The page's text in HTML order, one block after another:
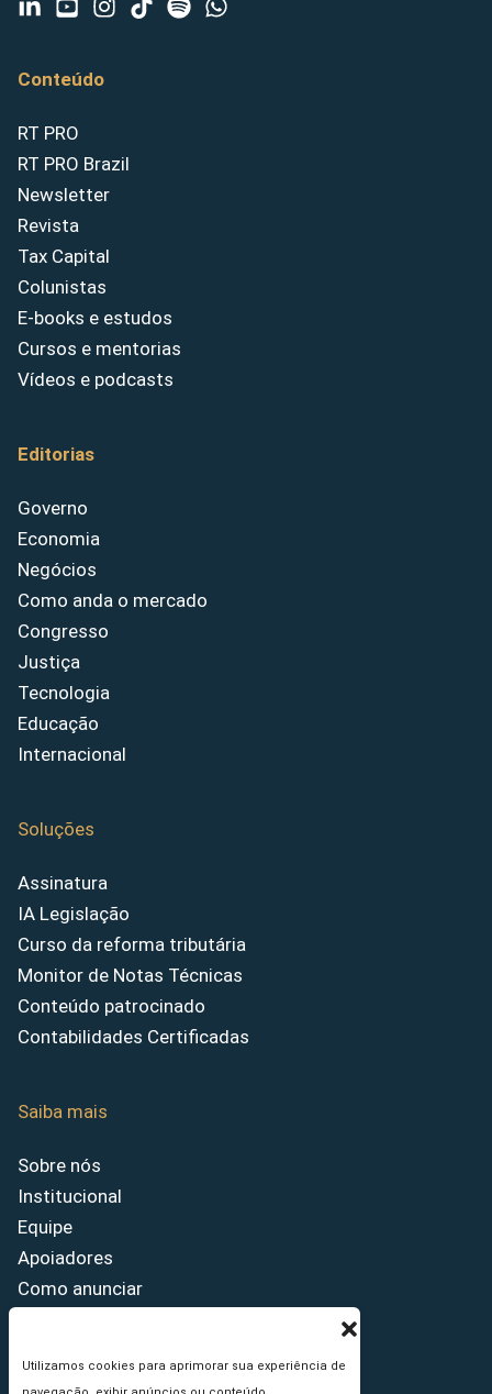
Utilizamos cookies para aprimorar sua experiência de
Conteúdo
RT PRO
RT PRO Brazil
Newsletter
Revista
Tax Capital
Colunistas
E-books e estudos
Cursos e mentorias
Vídeos e podcasts
Editorias
Governo
Economia
Negócios
Como anda o mercado
Congresso
Justiça
Tecnologia
Educação
Internacional
Soluções
Assinatura
IA Legislação
Curso da reforma tributária
Monitor de Notas Técnicas
Conteúdo patrocinado
Contabilidades Certificadas
Saiba mais
Sobre nós
Institucional
Equipe
Apoiadores
Como anunciar